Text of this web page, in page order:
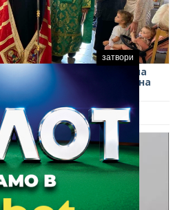
отслужи канон на
по повод празника на
затвори